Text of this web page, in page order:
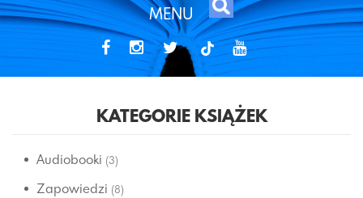
MENU
tiktok
KATEGORIE KSIĄŻEK
Audiobooki (3)
Zapowiedzi (8)